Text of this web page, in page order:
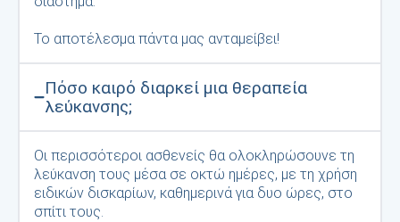
Το αποτέλεσμα πάντα μας ανταμείβει!
Πόσο καιρό διαρκεί μια θεραπεία
λεύκανσης;
Οι περισσότεροι ασθενείς θα ολοκληρώσουνε τη
λεύκανση τους μέσα σε οκτώ ημέρες, με τη χρήση
ειδικών δισκαρίων, καθημερινά για δυο ώρες, στο
σπίτι τους.